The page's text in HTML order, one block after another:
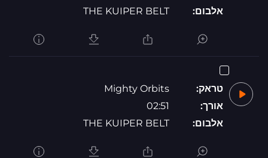
אלבום:
THE KUIPER BELT
טראק:
Mighty Orbits
אורך:
02:51
אלבום:
THE KUIPER BELT